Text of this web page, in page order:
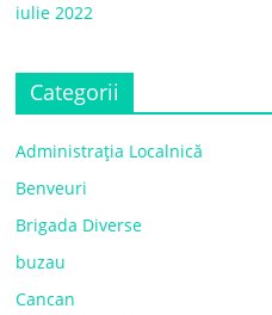
iulie 2022
Categorii
Administrația Localnică
Benveuri
Brigada Diverse
buzau
Cancan